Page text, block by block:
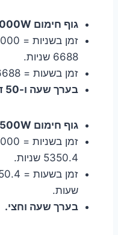
גוף חימום 2000W:
6688 שניות.
זמן בשעות = 6688 שניות / 3600 ≈ 1.86 שעות.
בערך שעה ו-50 דקות.
גוף חימום 2500W:
5350.4 שניות.
שעות.
בערך שעה וחצי.